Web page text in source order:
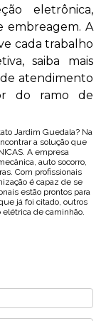
eletrônica,
embreagem. A
cada trabalho
saiba mais
atendimento
do ramo de
Jardim Guedala? Na
a solução que
A empresa
auto socorro,
Com profissionais
é capaz de se
estão prontos para
já foi citado, outros
de caminhão.